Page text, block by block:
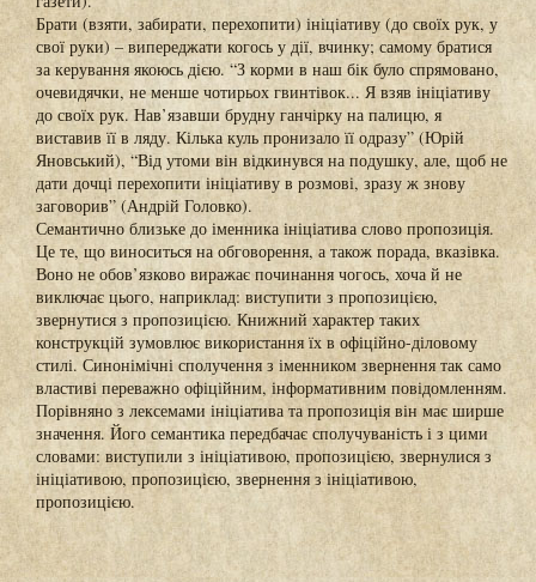
Брати (взяти, забирати, перехопити) ініціативу (до своїх рук, у
свої руки) – випереджати когось у дії, вчинку; самому братися
за керування якоюсь дією. “З корми в наш бік було спрямовано,
очевидячки, не менше чотирьох гвинтівок... Я взяв ініціативу
до своїх рук. Нав’язавши брудну ганчірку на палицю, я
виставив її в ляду. Кілька куль пронизало її одразу” (Юрій
Яновський), “Від утоми він відкинувся на подушку, але, щоб не
дати дочці перехопити ініціативу в розмові, зразу ж знову
заговорив” (Андрій Головко).
Семантично близьке до іменника ініціатива слово пропозиція.
Це те, що виноситься на обговорення, а також порада, вказівка.
Воно не обов’язково виражає починання чогось, хоча й не
виключає цього, наприклад: виступити з пропозицією,
звернутися з пропозицією. Книжний характер таких
конструкцій зумовлює використання їх в офіційно-діловому
стилі. Синонімічні сполучення з іменником звернення так само
властиві переважно офіційним, інформативним повідомленням.
Порівняно з лексемами ініціатива та пропозиція він має ширше
значення. Його семантика передбачає сполучуваність і з цими
словами: виступили з ініціативою, пропозицією, звернулися з
ініціативою, пропозицією, звернення з ініціативою,
пропозицією.